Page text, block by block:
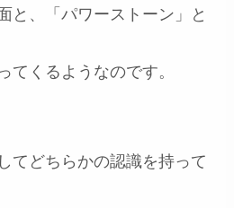
と、「パワーストーン」と
てくるようなのです。
てどちらかの認識を持って